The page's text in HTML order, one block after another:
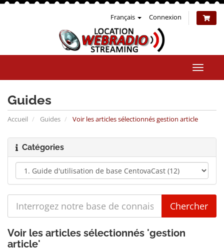
Français Connexion
la
Guides
Accueil Guides Voir les articles sélectionnés gestion article
Catégories
Voir les articles sélectionnés 'gestion
article'